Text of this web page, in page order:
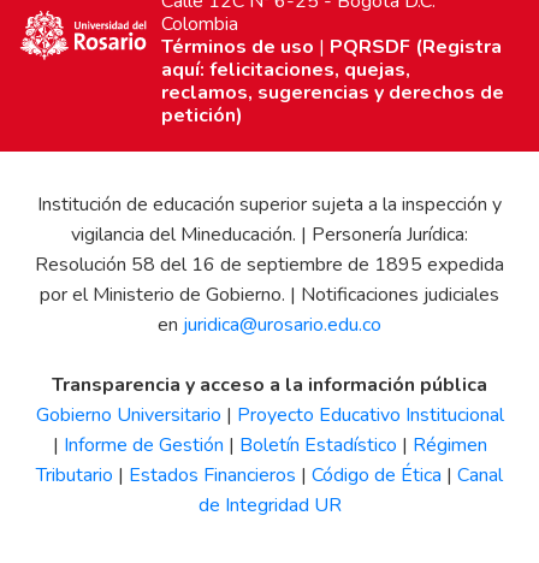
Colombia
Términos de uso | PQRSDF (Registra
aquí: felicitaciones, quejas,
reclamos, sugerencias y derechos de
petición)
Institución de educación superior sujeta a la inspección y
vigilancia del Mineducación. | Personería Jurídica:
Resolución 58 del 16 de septiembre de 1895 expedida
por el Ministerio de Gobierno. | Notificaciones judiciales
en juridica@urosario.edu.co
Transparencia y acceso a la información pública
Gobierno Universitario | Proyecto Educativo Institucional
| Informe de Gestión | Boletín Estadístico | Régimen
Tributario | Estados Financieros | Código de Ética | Canal
de Integridad UR